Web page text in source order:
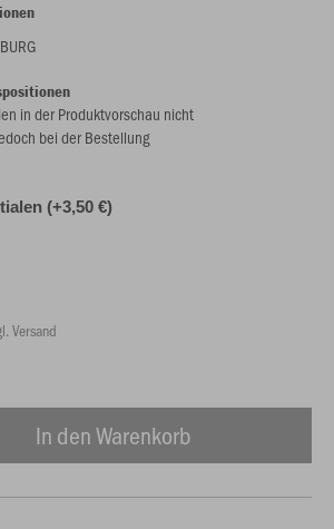
in der Produktvorschau nicht
bei der Bestellung
(+3,50 €)
Versand
In den Warenkorb